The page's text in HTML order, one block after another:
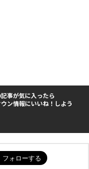
記事が気に入ったら
ン情報にいいね！しよう